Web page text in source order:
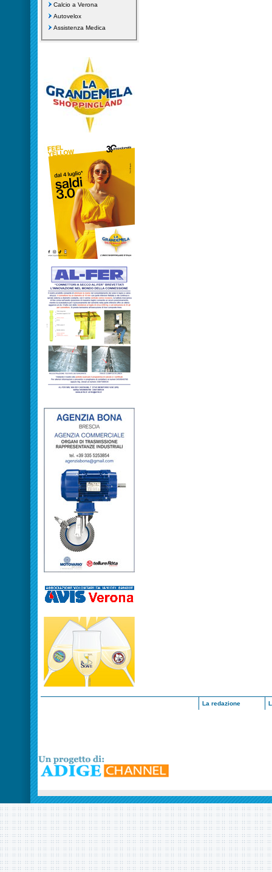
Calcio a Verona
Autovelox
Assistenza Medica
La redazione